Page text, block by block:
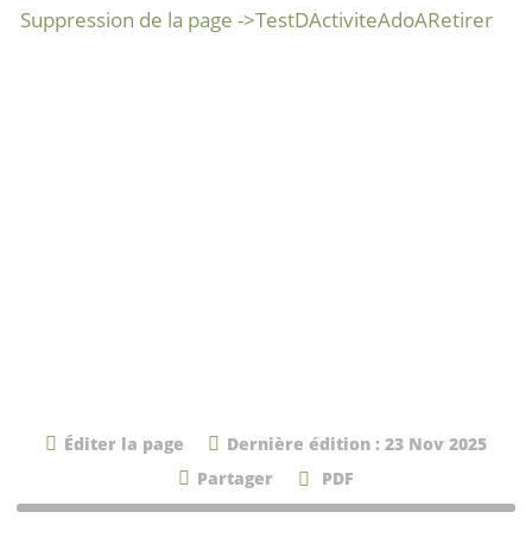
Suppression de la page ->TestDActiviteAdoARetirer
Éditer la page
Dernière édition : 23 Nov 2025
Partager
PDF